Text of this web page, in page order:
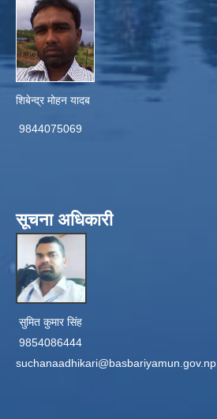
शिबेन्द्र मोहन यादब
9844075069
सूचना अधिकारी
सुमित कुमार सिंह
9854086444
suchanaadhikari@basbariyamun.gov.np